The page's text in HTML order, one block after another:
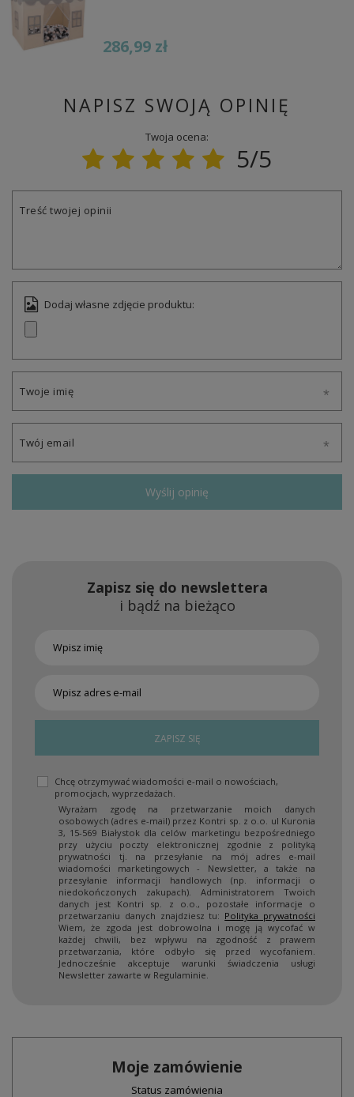
286,99 zł
NAPISZ SWOJĄ OPINIĘ
Twoja ocena:
5/5
Treść twojej opinii
Dodaj własne zdjęcie produktu:
Twoje imię
Twój email
Wyślij opinię
Zapisz się do newslettera
i bądź na bieżąco
ZAPISZ SIĘ
Chcę otrzymywać wiadomości e-mail o nowościach,
promocjach, wyprzedażach.
Wyrażam zgodę na przetwarzanie moich danych
osobowych (adres e-mail) przez Kontri sp. z o.o. ul Kuronia
3, 15-569 Białystok dla celów marketingu bezpośredniego
przy użyciu poczty elektronicznej zgodnie z polityką
prywatności tj. na przesyłanie na mój adres e-mail
wiadomości marketingowych - Newsletter, a także na
przesyłanie informacji handlowych (np. informacji o
niedokończonych zakupach). Administratorem Twoich
danych jest Kontri sp. z o.o., pozostałe informacje o
przetwarzaniu danych znajdziesz tu: Polityka prywatności
Wiem, że zgoda jest dobrowolna i mogę ją wycofać w
każdej chwili, bez wpływu na zgodność z prawem
przetwarzania, które odbyło się przed wycofaniem.
Jednocześnie akceptuje warunki świadczenia usługi
Newsletter zawarte w Regulaminie.
Moje zamówienie
Status zamówienia